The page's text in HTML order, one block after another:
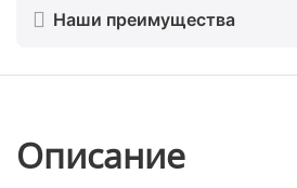
Наши преимущества
Описание